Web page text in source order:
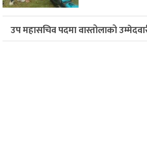
उप महासचिव पदमा वास्तोलाको